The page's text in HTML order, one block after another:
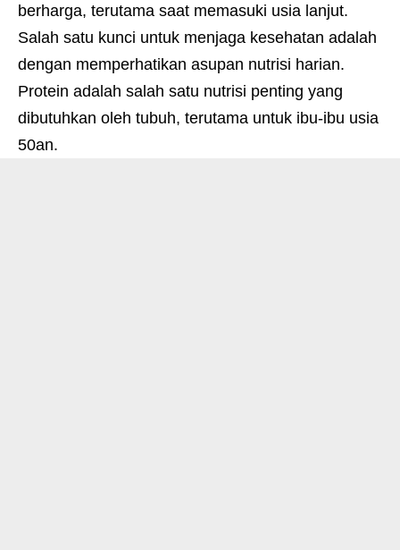
berharga, terutama saat memasuki usia lanjut.
Salah satu kunci untuk menjaga kesehatan adalah
dengan memperhatikan asupan nutrisi harian.
Protein adalah salah satu nutrisi penting yang
dibutuhkan oleh tubuh, terutama untuk ibu-ibu usia
50an.